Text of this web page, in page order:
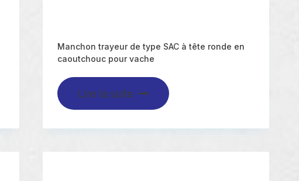
Manchon trayeur de type SAC à tête ronde en
caoutchouc pour vache
Lire la suite